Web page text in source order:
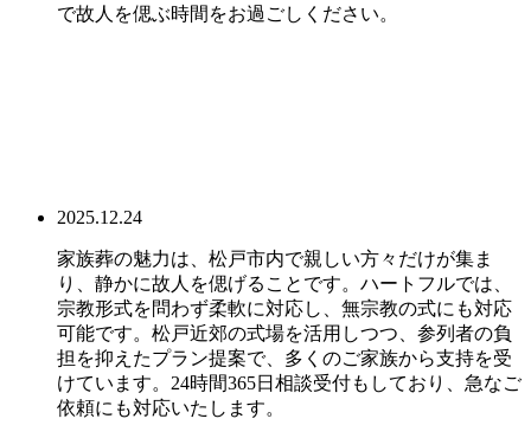
で故人を偲ぶ時間をお過ごしください。
2025.12.24
家族葬の魅力は、松戸市内で親しい方々だけが集ま
り、静かに故人を偲げることです。ハートフルでは、
宗教形式を問わず柔軟に対応し、無宗教の式にも対応
可能です。松戸近郊の式場を活用しつつ、参列者の負
担を抑えたプラン提案で、多くのご家族から支持を受
けています。24時間365日相談受付もしており、急なご
依頼にも対応いたします。